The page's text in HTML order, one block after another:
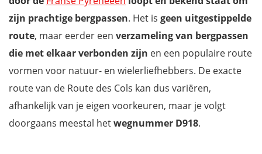
Onze route langs de Route des Cols
Hoe bereik je de Route des Cols?
Wat is de beste reistijd voor de Route des Cols?
Mis niets met onze reisgids Occitanië
zijn prachtige bergpassen. Het is geen uitgestippelde
route, maar eerder een verzameling van bergpassen
die met elkaar verbonden zijn en een populaire route
vormen voor natuur- en wielerliefhebbers. De exacte
route van de Route des Cols kan dus variëren,
afhankelijk van je eigen voorkeuren, maar je volgt
doorgaans meestal hetwegnummer D918.